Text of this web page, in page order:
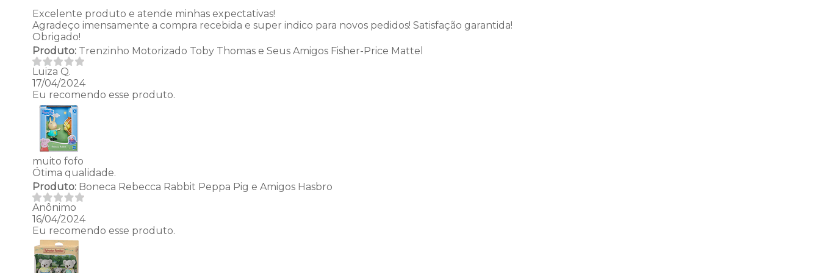
Excelente produto e atende minhas expectativas!
Agradeço imensamente a compra recebida e super indico para novos pedidos! Satisfação garantida!
Obrigado!
Produto: Trenzinho Motorizado Toby Thomas e Seus Amigos Fisher-Price Mattel
Luiza Q.
17/04/2024
Eu recomendo esse produto.
muito fofo
Ótima qualidade.
Produto: Boneca Rebecca Rabbit Peppa Pig e Amigos Hasbro
Anônimo
16/04/2024
Eu recomendo esse produto.